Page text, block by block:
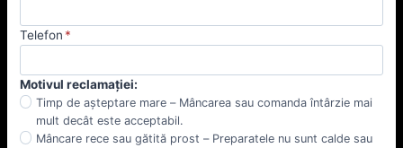
Telefon *
Motivul reclamației:
Timp de așteptare mare – Mâncarea sau comanda întârzie mai
mult decât este acceptabil.
Mâncare rece sau gătită prost – Preparatele nu sunt calde sau